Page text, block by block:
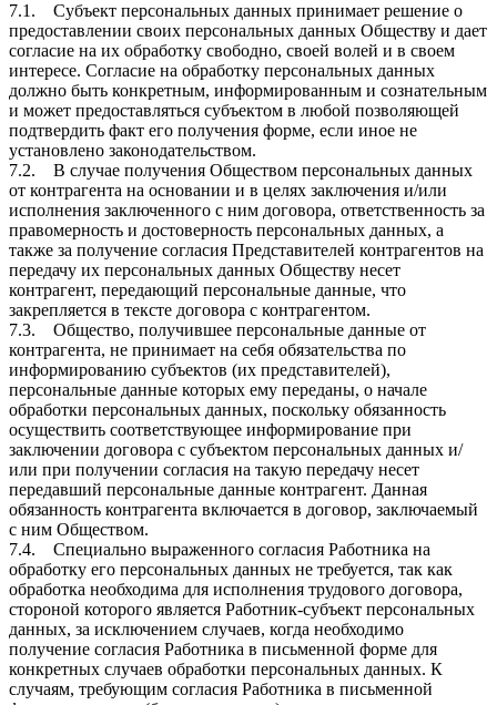
7.1. Субъект персональных данных принимает решение о
предоставлении своих персональных данных Обществу и дает
согласие на их обработку свободно, своей волей и в своем
интересе. Согласие на обработку персональных данных
должно быть конкретным, информированным и сознательным
и может предоставляться субъектом в любой позволяющей
подтвердить факт его получения форме, если иное не
установлено законодательством.
7.2. В случае получения Обществом персональных данных
от контрагента на основании и в целях заключения и/или
исполнения заключенного с ним договора, ответственность за
правомерность и достоверность персональных данных, а
также за получение согласия Представителей контрагентов на
передачу их персональных данных Обществу несет
контрагент, передающий персональные данные, что
закрепляется в тексте договора с контрагентом.
7.3. Общество, получившее персональные данные от
контрагента, не принимает на себя обязательства по
информированию субъектов (их представителей),
персональные данные которых ему переданы, о начале
обработки персональных данных, поскольку обязанность
осуществить соответствующее информирование при
заключении договора с субъектом персональных данных и/
или при получении согласия на такую передачу несет
передавший персональные данные контрагент. Данная
обязанность контрагента включается в договор, заключаемый
с ним Обществом.
7.4. Специально выраженного согласия Работника на
обработку его персональных данных не требуется, так как
обработка необходима для исполнения трудового договора,
стороной которого является Работник-субъект персональных
данных, за исключением случаев, когда необходимо
получение согласия Работника в письменной форме для
конкретных случаев обработки персональных данных. К
случаям, требующим согласия Работника в письменной